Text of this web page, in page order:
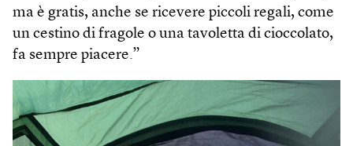
ma è gratis, anche se ricevere piccoli regali, come
un cestino di fragole o una tavoletta di cioccolato,
fa sempre piacere.”